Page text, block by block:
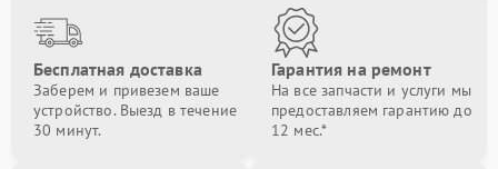
Бесплатная доставка
Заберем и привезем ваше
устройство. Выезд в течение
30 минут.
Гарантия на ремонт
На все запчасти и услуги мы
предоставляем гарантию до
12 мес.*